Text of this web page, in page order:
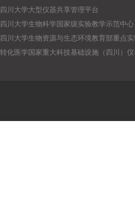
四川大学大型仪器共享管理平台
四川大学生物科学国家级实验教学示范中心
四川大学生物资源与生态环境教育部重点
转化医学国家重大科技基础设施（四川）